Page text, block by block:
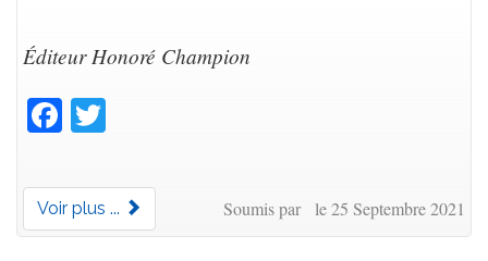
Éditeur Honoré Champion
Facebook
Voir plus ... Soumis par le 25 Septembre 2021